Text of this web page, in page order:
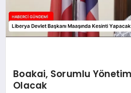
Boakai, Sorumlu
Olacak